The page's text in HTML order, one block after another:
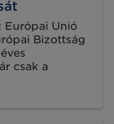
Európai Unió
Bizottság
csak a